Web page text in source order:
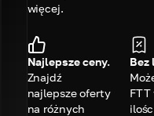
więcej.
Najlepsze ceny.
Znajdź
najlepsze oferty
na różnych
Bez